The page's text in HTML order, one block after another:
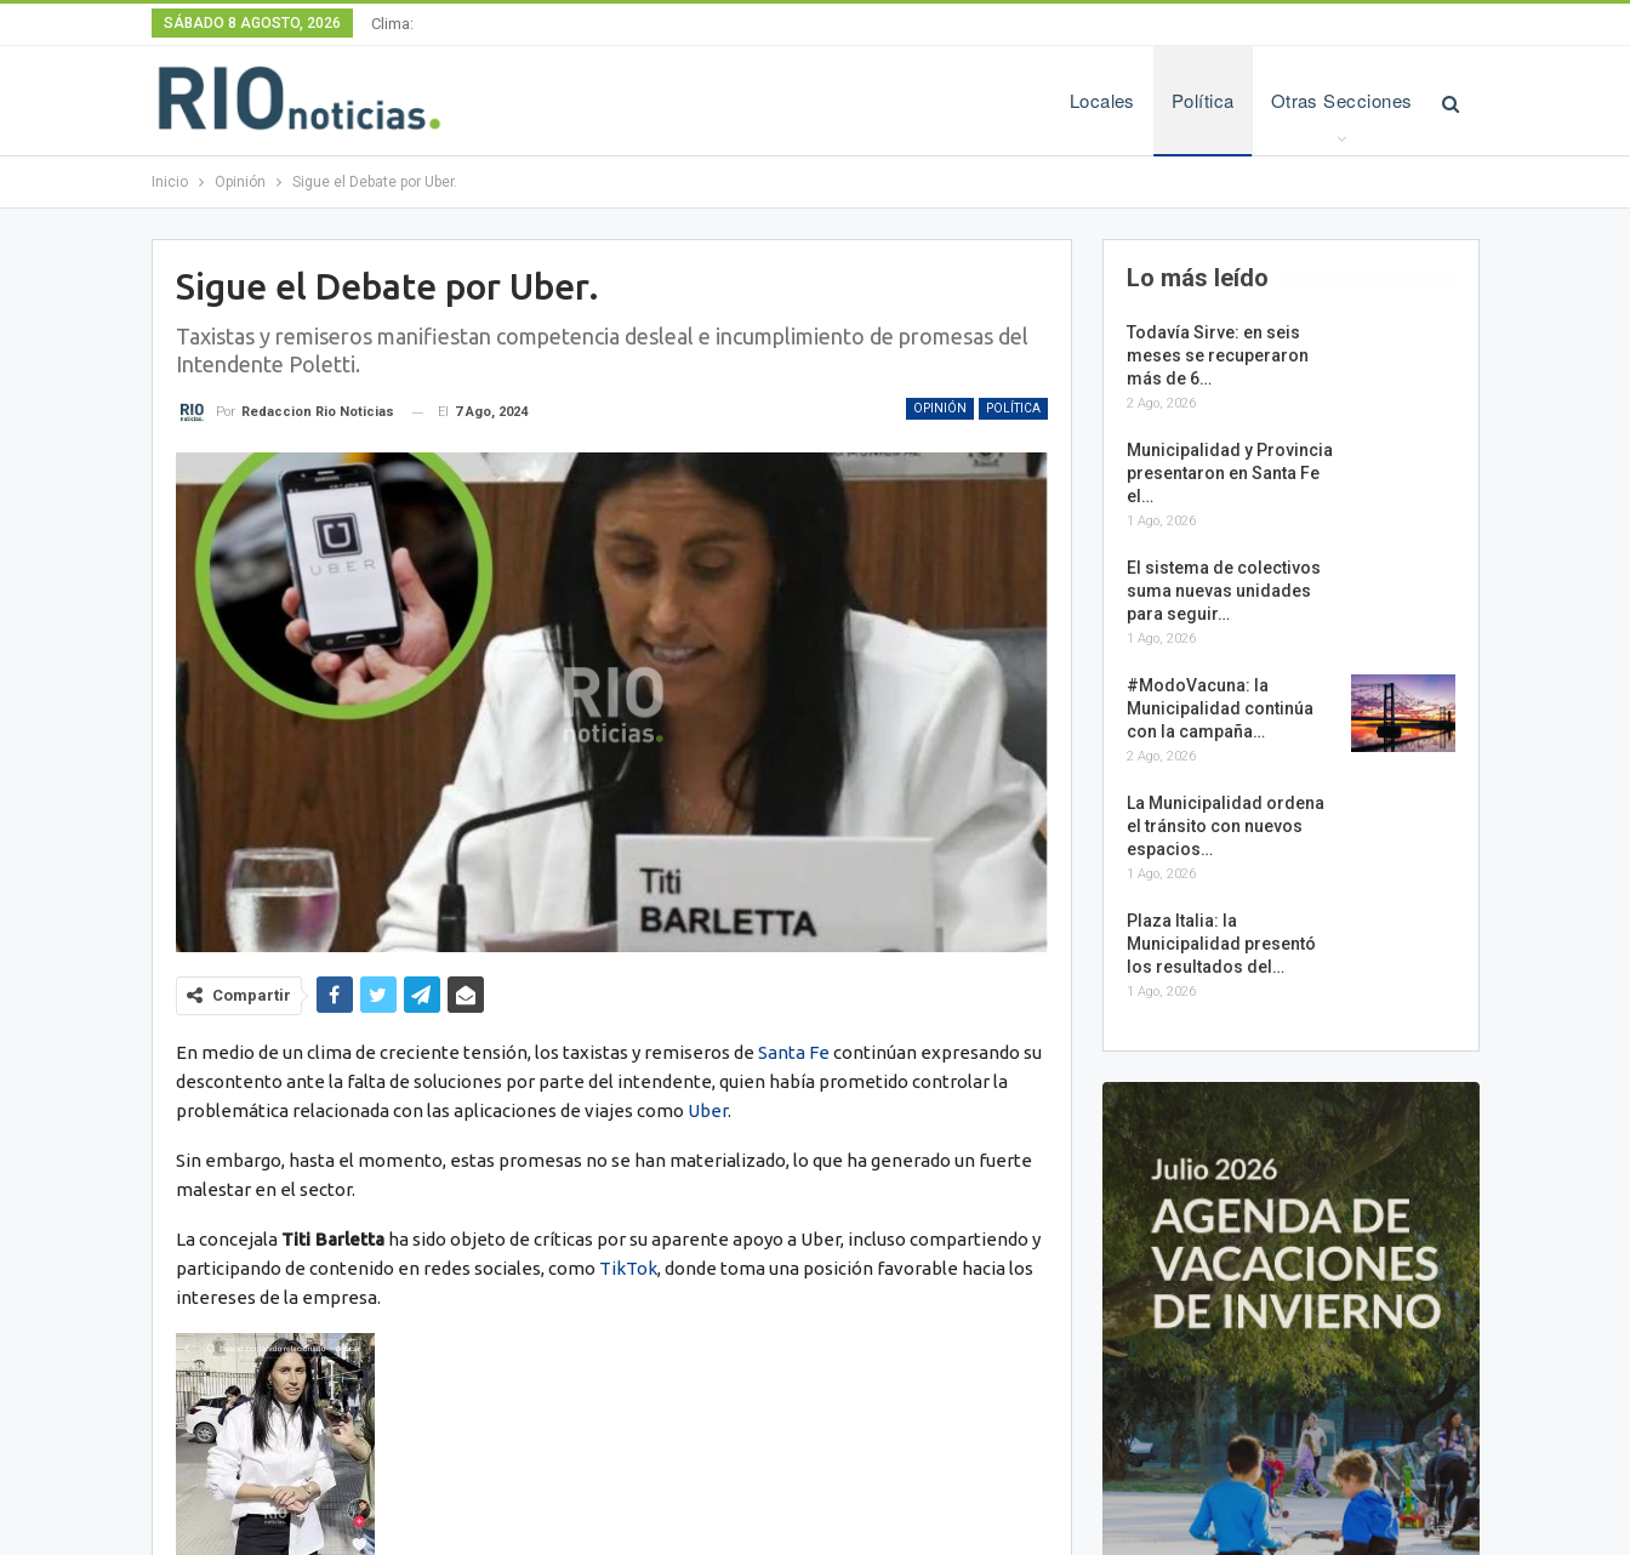
SÁBADO 8 AGOSTO, 2026 Clima:
Locales Política Otras Secciones
Inicio Opinión Sigue el Debate por Uber.
Sigue el Debate por Uber.
Taxistas y remiseros manifiestan competencia desleal e incumplimiento de promesas del
Intendente Poletti.
OPINIÓN POLÍTICA
Por Redaccion Rio Noticias El 7 Ago, 2024
Compartir
En medio de un clima de creciente tensión, los taxistas y remiseros de Santa Fecontinúan expresando su
descontento ante la falta de soluciones por parte del intendente, quien había prometido controlar la
problemática relacionada con las aplicaciones de viajes como Uber.
Sin embargo, hasta el momento, estas promesas no se han materializado, lo que ha generado un fuerte
malestar en el sector.
La concejala Titi Barlettaha sido objeto de críticas por su aparente apoyo a Uber, incluso compartiendo y
participando de contenido en redes sociales, como TikTok, donde toma una posición favorable hacia los
intereses de la empresa.
Lo más leído
Todavía Sirve: en seis
meses se recuperaron
más de 6…
2 Ago, 2026
Municipalidad y Provincia
presentaron en Santa Fe
el…
1 Ago, 2026
El sistema de colectivos
suma nuevas unidades
para seguir…
1 Ago, 2026
#ModoVacuna: la
Municipalidad continúa
con la campaña…
2 Ago, 2026
La Municipalidad ordena
el tránsito con nuevos
espacios…
1 Ago, 2026
Plaza Italia: la
Municipalidad presentó
los resultados del…
1 Ago, 2026